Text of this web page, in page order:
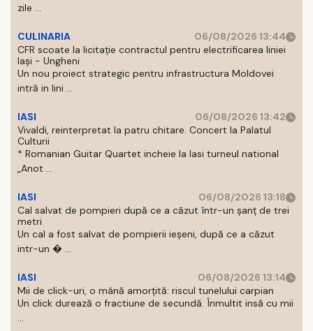
zile ...
CULINARIA
06/08/2026 13:44
CFR scoate la licitație contractul pentru electrificarea liniei
Iași - Ungheni
Un nou proiect strategic pentru infrastructura Moldovei
intră in lini ...
IASI
06/08/2026 13:42
Vivaldi, reinterpretat la patru chitare. Concert la Palatul
Culturii
* Romanian Guitar Quartet incheie la Iasi turneul national
„Anot ...
IASI
06/08/2026 13:18
Cal salvat de pompieri după ce a căzut într-un şanţ de trei
metri
Un cal a fost salvat de pompierii ieşeni, după ce a căzut
intr-un � ...
IASI
06/08/2026 13:14
Mii de click-uri, o mână amorțită: riscul tunelului carpian
Un click durează o fractiune de secundă. Înmultit insă cu mii
...